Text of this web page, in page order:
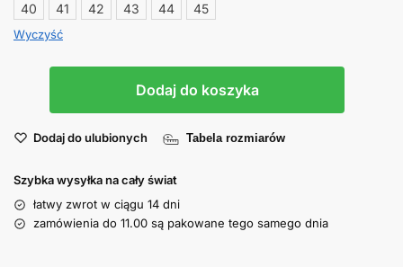
40
41 42 43 44 45
Wyczyść
Dodaj do koszyka
Dodaj do ulubionych Tabela rozmiarów
Szybka wysyłka na cały świat
łatwy zwrot w ciągu 14 dni
zamówienia do 11.00 są pakowane tego samego dnia